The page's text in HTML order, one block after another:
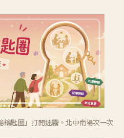
鑰匙圈」打開迷霧。北中南場次一次